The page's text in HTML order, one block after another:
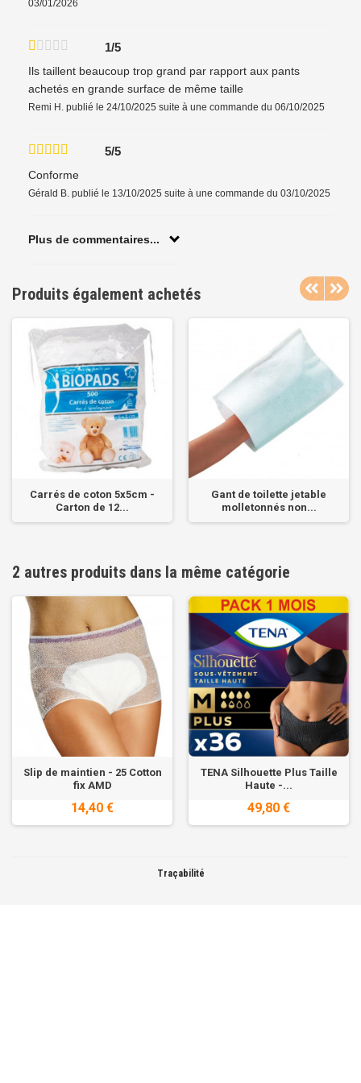
03/01/2026
1/5
Ils taillent beaucoup trop grand par rapport aux pants
achetés en grande surface de même taille
Remi H. publié le 24/10/2025 suite à une commande du 06/10/2025
5/5
Conforme
Gérald B. publié le 13/10/2025 suite à une commande du 03/10/2025
Plus de commentaires...
Produits également achetés
Carrés de coton 5x5cm -
Carton de 12...
Gant de toilette jetable
molletonnés non...
2 autres produits dans la même catégorie
Slip de maintien - 25 Cotton
fix AMD
14,40 €
TENA Silhouette Plus Taille
Haute -...
49,80 €
Traçabilité